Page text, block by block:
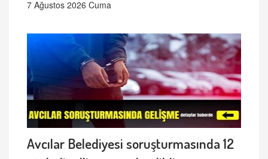
7 Ağustos 2026 Cuma
Avcılar Belediyesi soruşturmasında 12